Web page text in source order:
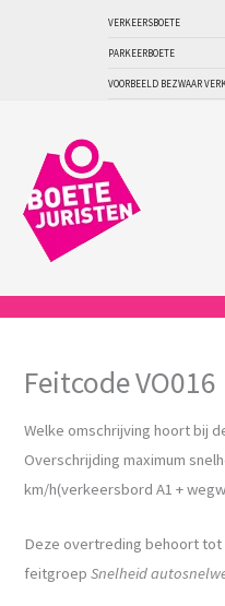
VERKEERSBOETE
PARKEERBOETE
VOORBEELD BEZWAAR
Feitcode VO016
Welke omschrijving hoort bij
Overschrijding maximum
km/h(verkeersbord A1 +
Deze overtreding behoort
feitgroepSnelheid